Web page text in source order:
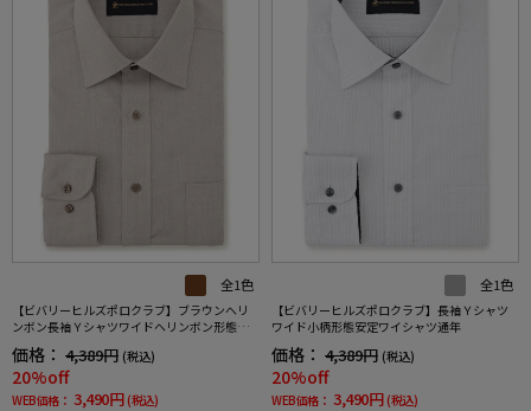
全1色
【ビバリーヒルズポロクラブ】ブラウンへリ
ンボン長袖Ｙシャツワイドヘリンボン形態安
価格： 4,389円 (税込)
20%off
WEB価格： 3,490円 (税込)
全1色
【ビバリーヒルズポロクラブ】長袖Ｙシャツ
ワイド小柄形態安定ワイシャツ通年
価格： 4,389円 (税込)
20%off
WEB価格： 3,490円 (税込)